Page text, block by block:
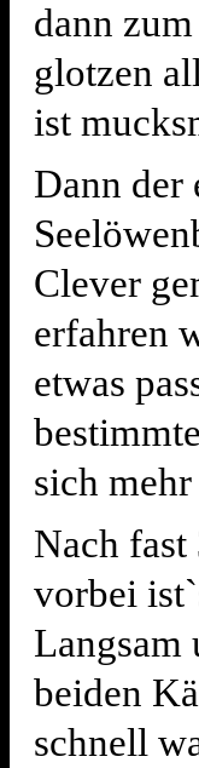
dann
glotzen
ist
Dann der
Clever
erfahren
etwas
sich
Nach fast
vorbei
Langsam
beiden
schnell